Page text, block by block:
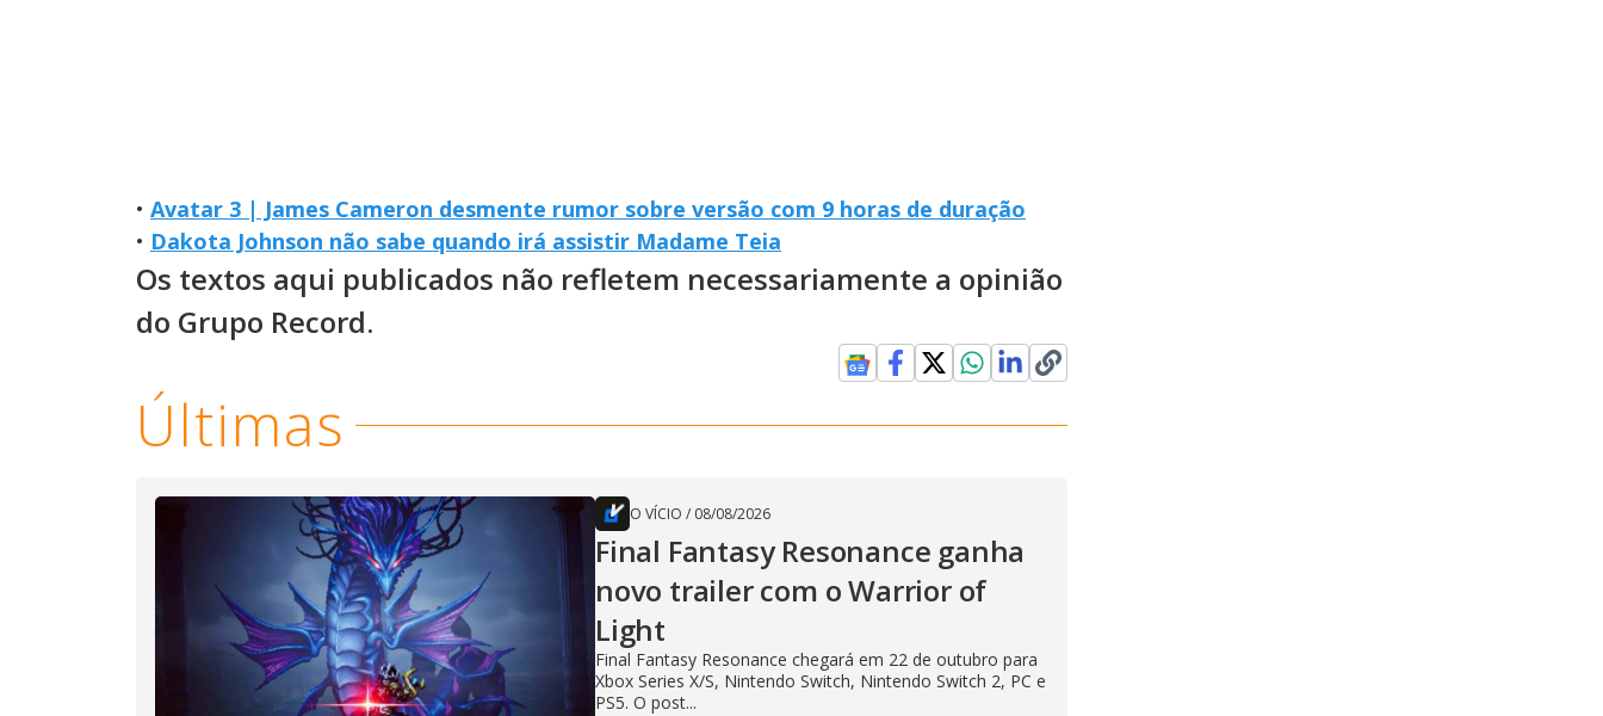
• Avatar 3 | James Cameron desmente rumor sobre versão com 9 horas de duração
• Dakota Johnson não sabe quando irá assistir Madame Teia
Os textos aqui publicados não refletem necessariamente a opinião
do Grupo Record.
Últimas
O VÍCIO / 08/08/2026
Final Fantasy Resonance ganha
novo trailer com o Warrior of
Light
Final Fantasy Resonance chegará em 22 de outubro para
Xbox Series X/S, Nintendo Switch, Nintendo Switch 2, PC e
PS5. O post...